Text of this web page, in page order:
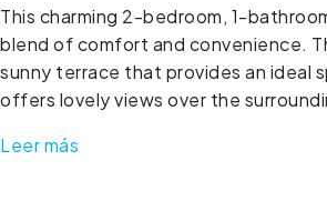
This charming 2-bedroom, 1-
blend of comfort and convenience.
sunny terrace that provides an ideal
offers lovely views over the
Leer más